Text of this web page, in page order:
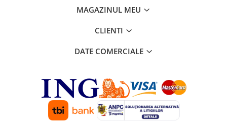
MAGAZINUL MEU
CLIENTI
DATE COMERCIALE